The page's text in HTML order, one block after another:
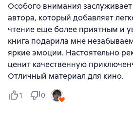
Особого внимания
автора, который добавляет
чтение еще более приятным и
книга подарила мне
яркие эмоции. Настоятельно
ценит качественную
Отличный материал для кино.
1 0